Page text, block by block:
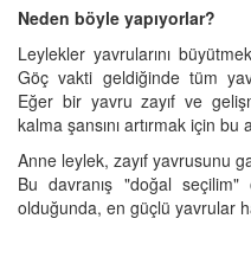
Neden böyle yapıyorlar?
Leylekler yavrularını
Göç vakti geldiğinde tüm
Eğer bir yavru zayıf ve
kalma şansını artırmak için bu
Anne leylek, zayıf yavrusunu
Bu davranış "doğal seçilim"
olduğunda, en güçlü yavrular